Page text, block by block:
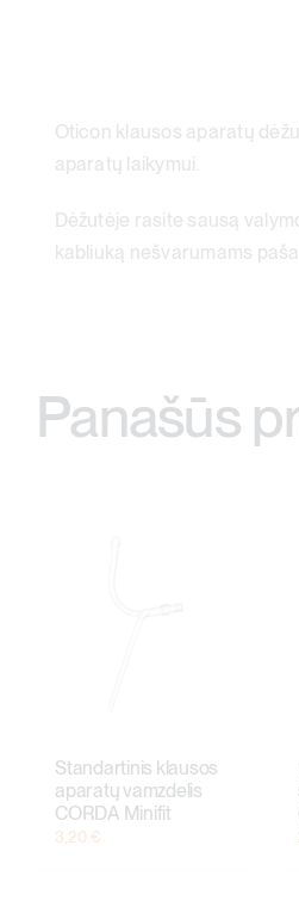
dėžutė,
1vnt.
Oticon klausos aparatų
aparatų laikymui.
Dėžutėje rasite sausą
kabliuką nešvarumams
Panašūs
Standartinis klausos
aparatų vamzdelis
CORDA Minifit
3,20 €